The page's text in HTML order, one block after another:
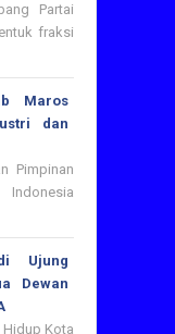
Partai
fraksi
Maros
dan
Pimpinan
Ujung
Dewan
Kota